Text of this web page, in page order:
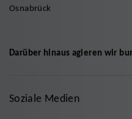
Osnabrück
Darüber hinaus agieren wir
Soziale Medien